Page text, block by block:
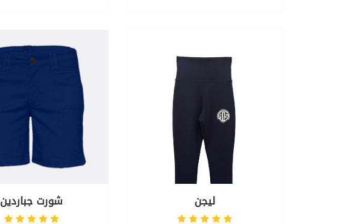
ليجن شورت جباردين